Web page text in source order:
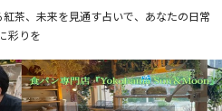
茶、未来を見通す占いで、あなたの日常
彩りを